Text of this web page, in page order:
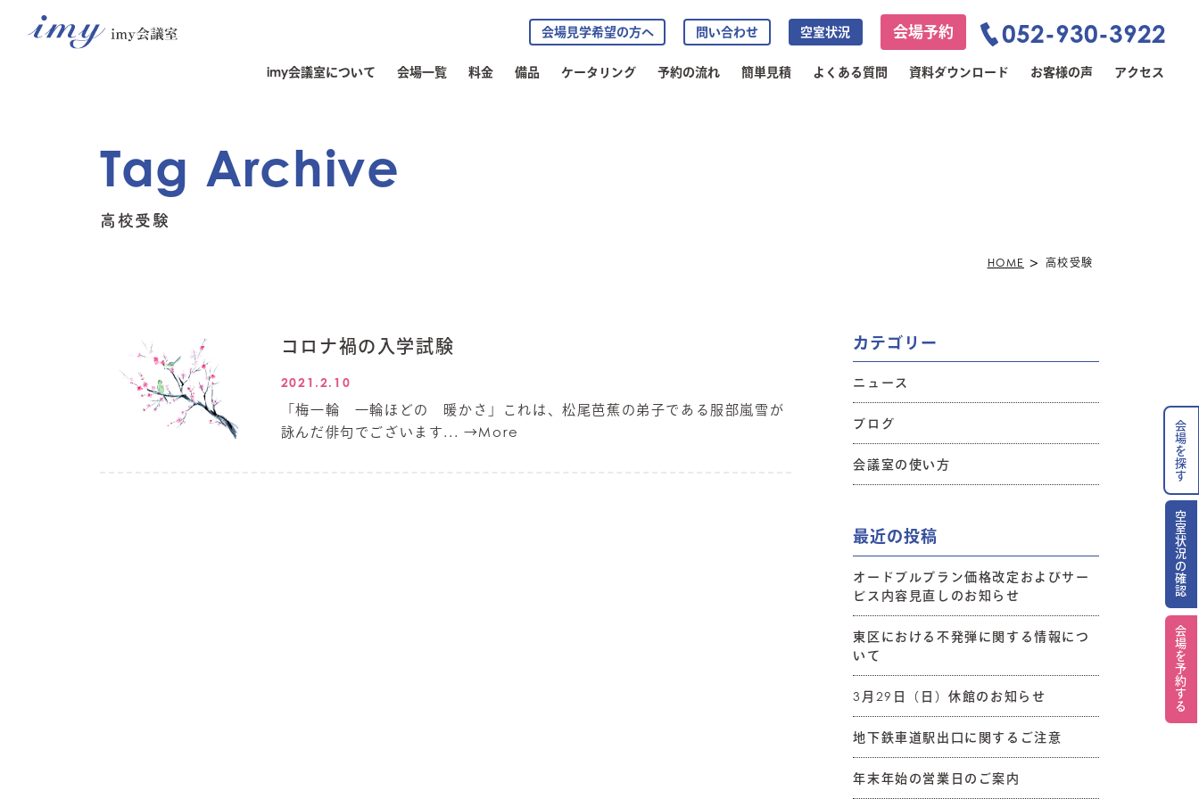
会場見学希望の方へ 問い合わせ 空室状況 会場予約 052-930-3922
imy会議室について 会場一覧 料金 備品 ケータリング 予約の流れ 簡単見積 よくある質問 資料ダウンロード お客様の声 アクセス
Tag Archive
高校受験
HOME > 高校受験
コロナ禍の入学試験
2021.2.10
「梅一輪 一輪ほどの 暖かさ」これは、松尾芭蕉の弟子である服部嵐雪が
詠んだ俳句でございます... →More
カテゴリー
ニュース
ブログ
会議室の使い方
最近の投稿
オードブルプラン価格改定およびサー
ビス内容見直しのお知らせ
東区における不発弾に関する情報につ
いて
3月29日（日）休館のお知らせ
地下鉄車道駅出口に関するご注意
年末年始の営業日のご案内
会場を探す
空室状況の確認
会場を予約する